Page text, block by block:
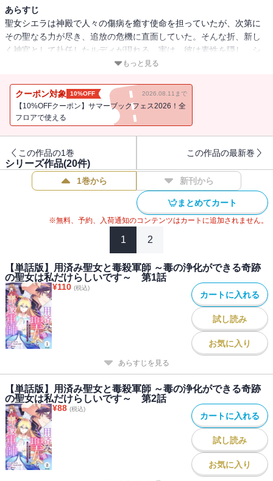
あらすじ
聖女シエラは神殿で人々の傷病を癒す使命を担っていたが、次第に
その聖なる力が尽き、追放の危機に直面していた。そんな折、新し
く神官として赴任したルディが現れる。実は、彼は素性を隠し、シ
エラの「奇跡の力」を狙う陰謀を抱えていた。シエラが異世界から
ラに近づいていく。それぞれの運命が交錯する中、シエラの選択が
全てを変える――。特別な力を持つ聖女のシンデレラストーリー。
もっと見る
クーポン対象 10%OFF 2026.08.11まで
【10%OFFクーポン】サマーブックフェス2026！全
フロアで使える
この作品の1巻 この作品の最新巻
シリーズ作品(20件)
1巻から 新刊から
まとめてカート
※無料、予約、入荷通知のコンテンツはカートに追加されません。
1 2
【単話版】用済み聖女と毒殺軍師 ～毒の浄化ができる奇跡
の聖女は私だけらしいです～ 第1話
¥110 (税込)
カートに入れる
試し読み
お気に入り
あらすじを見る
【単話版】用済み聖女と毒殺軍師 ～毒の浄化ができる奇跡
の聖女は私だけらしいです～ 第2話
¥88 (税込)
カートに入れる
試し読み
お気に入り